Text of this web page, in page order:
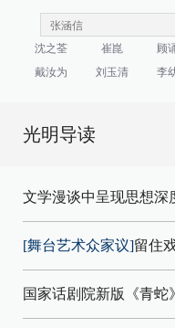
沈之荃 崔崑 顾
戴汝为
刘玉清 李
光明导读
文学漫谈中呈现思想深
[舞台艺术众家议]留住
国家话剧院新版《青蛇